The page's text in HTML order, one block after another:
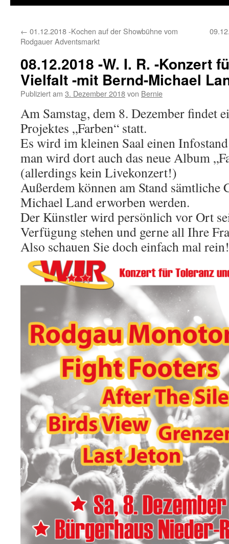
← 01.12.2018 -Kochen auf der Showbühne vom
Rodgauer Adventsmarkt
08.12.2018 -W. I. R. -Konzert
Vielfalt -mit Bernd-Michael
Publiziert am 3. Dezember 2018von Bernie
Am Samstag, dem 8. Dezember findet
Projektes „Farben“ statt.
Es wird im kleinen Saal einen
man wird dort auch das neue Album
(allerdings kein Livekonzert!)
Außerdem können am Stand sämtliche
Michael Land erworben werden.
Der Künstler wird persönlich vor Ort
Verfügung stehen und gerne all Ihre
Also schauen Sie doch einfach mal rein!